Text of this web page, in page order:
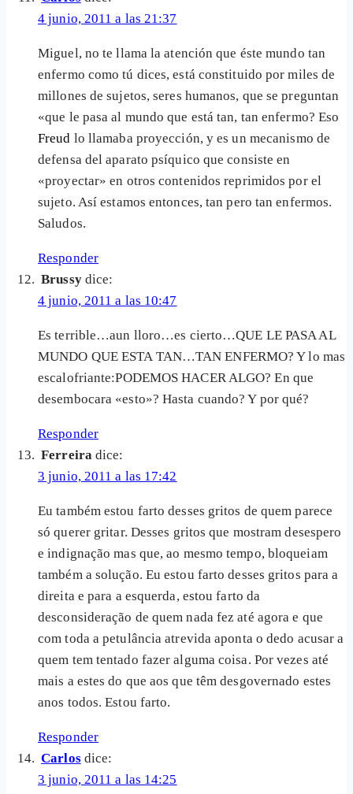
4 junio, 2011 a las 21:37
Miguel, no te llama la atención que éste mundo tan
enfermo como tú dices, está constituido por miles de
millones de sujetos, seres humanos, que se preguntan
«que le pasa al mundo que está tan, tan enfermo? Eso
Freud lo llamaba proyección, y es un mecanismo de
defensa del aparato psíquico que consiste en
«proyectar» en otros contenidos reprimidos por el
sujeto. Así estamos entonces, tan pero tan enfermos.
Saludos.
Responder
Brussy dice:
4 junio, 2011 a las 10:47
Es terrible…aun lloro…es cierto…QUE LE PASA AL
MUNDO QUE ESTA TAN…TAN ENFERMO? Y lo mas
escalofriante:PODEMOS HACER ALGO? En que
desembocara «esto»? Hasta cuando? Y por qué?
Responder
Ferreira dice:
3 junio, 2011 a las 17:42
Eu também estou farto desses gritos de quem parece
só querer gritar. Desses gritos que mostram desespero
e indignação mas que, ao mesmo tempo, bloqueiam
também a solução. Eu estou farto desses gritos para a
direita e para a esquerda, estou farto da
desconsideração de quem nada fez até agora e que
com toda a petulância atrevida aponta o dedo acusar a
quem tem tentado fazer alguma coisa. Por vezes até
mais a estes do que aos que têm desgovernado estes
anos todos. Estou farto.
Responder
Carlos dice:
3 junio, 2011 a las 14:25